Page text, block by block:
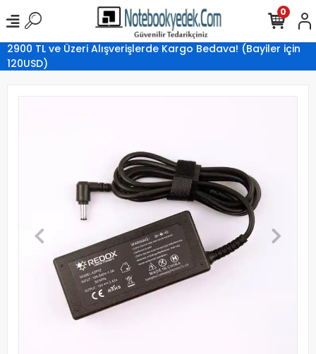
2900 TL ve Üzeri Alışverişlerde Kargo Bedava! (Bayiler için
120USD)
0